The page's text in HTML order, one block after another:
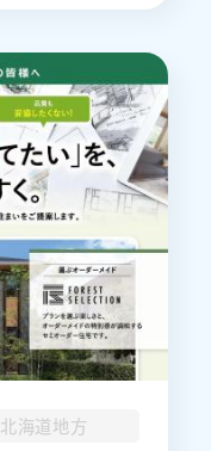
北海道地方